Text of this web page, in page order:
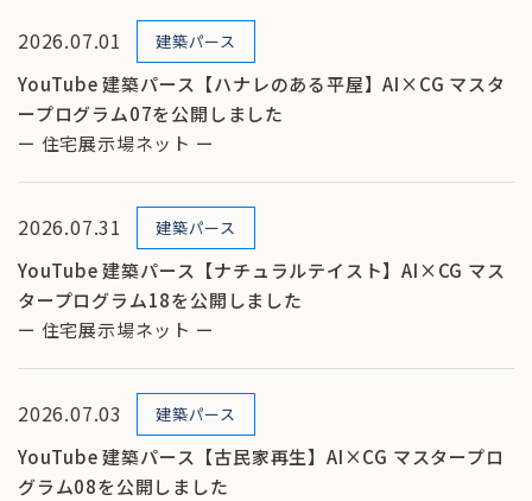
2026.07.01 建築パース
YouTube 建築パース【ハナレのある平屋】AI×CG マスタ
ープログラム07を公開しました
ー 住宅展示場ネット ー
2026.07.31 建築パース
YouTube 建築パース【ナチュラルテイスト】AI×CG マス
タープログラム18を公開しました
ー 住宅展示場ネット ー
2026.07.03 建築パース
YouTube 建築パース【古民家再生】AI×CG マスタープロ
グラム08を公開しました